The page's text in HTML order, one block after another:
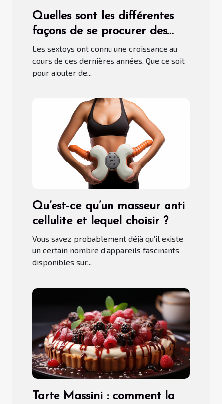
Quelles sont les différentes
façons de se procurer des
sextoys ?
Les sextoys ont connu une croissance au
cours de ces dernières années. Que ce soit
pour ajouter de...
Qu’est-ce qu’un masseur anti
cellulite et lequel choisir ?
Vous savez probablement déjà qu’il existe
un certain nombre d’appareils fascinants
disponibles sur...
Tarte Massini : comment la